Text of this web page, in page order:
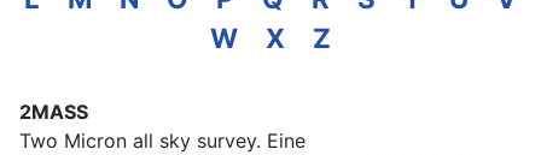
W
X Z
2MASS
Two Micron all sky survey. Eine